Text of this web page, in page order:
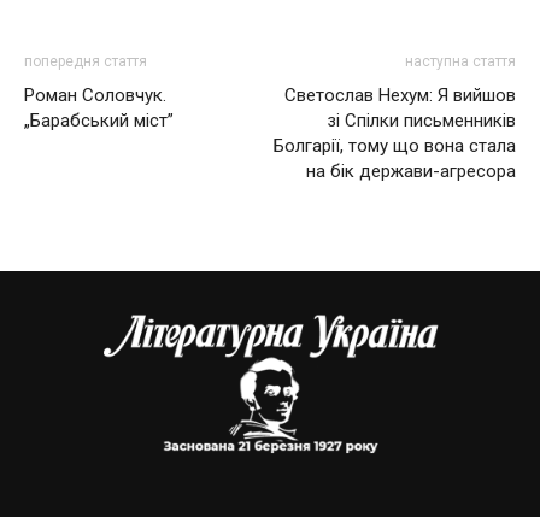
попередня стаття
Роман Соловчук.
„Барабський міст”
наступна стаття
Светослав Нехум: Я вийшов
зі Спілки письменників
Болгарії, тому що вона стала
на бік держави-агресора